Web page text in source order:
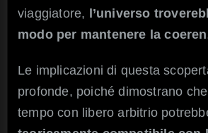
viaggiatore, l’universo
modo per mantenere la
Le implicazioni di questa
profonde, poiché dimostrano
tempo con libero arbitrio